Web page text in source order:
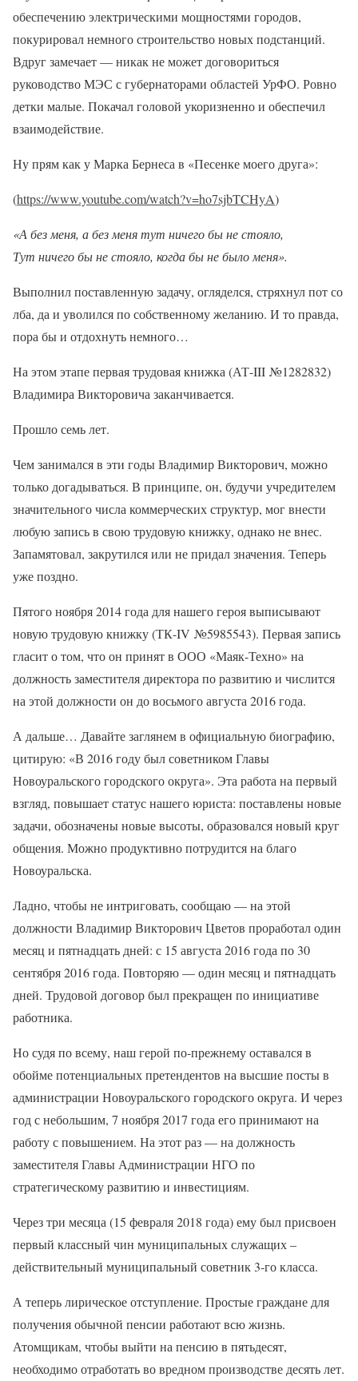
обеспечению электрическими мощностями городов,
покурировал немного строительство новых подстанций.
Вдруг замечает — никак не может договориться
руководство МЭС с губернаторами областей УрФО. Ровно
детки малые. Покачал головой укоризненно и обеспечил
взаимодействие.
Ну прям как у Марка Бернеса в «Песенке моего друга»:
(https://www.youtube.com/watch?v=ho7sjbTCHyA)
«А без меня, а без меня тут ничего бы не стояло,
Тут ничего бы не стояло, когда бы не было меня».
Выполнил поставленную задачу, огляделся, стряхнул пот со
лба, да и уволился по собственному желанию. И то правда,
пора бы и отдохнуть немного…
На этом этапе первая трудовая книжка (АТ-III №1282832)
Владимира Викторовича заканчивается.
Прошло семь лет.
Чем занимался в эти годы Владимир Викторович, можно
только догадываться. В принципе, он, будучи учредителем
значительного числа коммерческих структур, мог внести
любую запись в свою трудовую книжку, однако не внес.
Запамятовал, закрутился или не придал значения. Теперь
уже поздно.
Пятого ноября 2014 года для нашего героя выписывают
новую трудовую книжку (ТК-IV №5985543). Первая запись
гласит о том, что он принят в ООО «Маяк-Техно» на
должность заместителя директора по развитию и числится
на этой должности он до восьмого августа 2016 года.
А дальше… Давайте заглянем в официальную биографию,
цитирую: «В 2016 году был советником Главы
Новоуральского городского округа». Эта работа на первый
взгляд, повышает статус нашего юриста: поставлены новые
задачи, обозначены новые высоты, образовался новый круг
общения. Можно продуктивно потрудится на благо
Новоуральска.
Ладно, чтобы не интриговать, сообщаю — на этой
должности Владимир Викторович Цветов проработал один
месяц и пятнадцать дней: с 15 августа 2016 года по 30
сентября 2016 года. Повторяю — один месяц и пятнадцать
дней. Трудовой договор был прекращен по инициативе
работника.
Но судя по всему, наш герой по-прежнему оставался в
обойме потенциальных претендентов на высшие посты в
администрации Новоуральского городского округа. И через
год с небольшим, 7 ноября 2017 года его принимают на
работу с повышением. На этот раз — на должность
заместителя Главы Администрации НГО по
стратегическому развитию и инвестициям.
Через три месяца (15 февраля 2018 года) ему был присвоен
первый классный чин муниципальных служащих –
действительный муниципальный советник 3-го класса.
А теперь лирическое отступление. Простые граждане для
получения обычной пенсии работают всю жизнь.
Атомщикам, чтобы выйти на пенсию в пятьдесят,
необходимо отработать во вредном производстве десять лет.